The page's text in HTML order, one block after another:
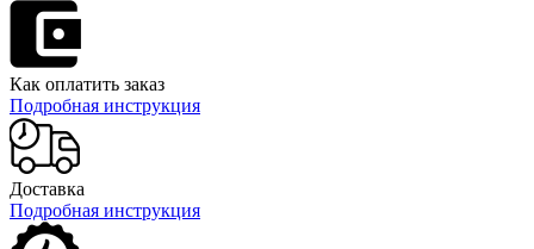
Как оплатить заказ
Подробная инструкция
Доставка
Подробная инструкция